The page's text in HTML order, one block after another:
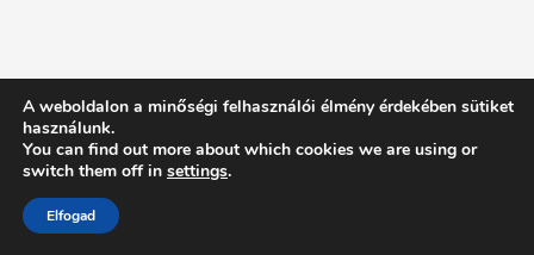
Intentionally Blank - Proudly powered by WordPress
A weboldalon a minőségi felhasználói élmény érdekében sütiket
használunk.
You can find out more about which cookies we are using or
switch them off in settings.
Elfogad